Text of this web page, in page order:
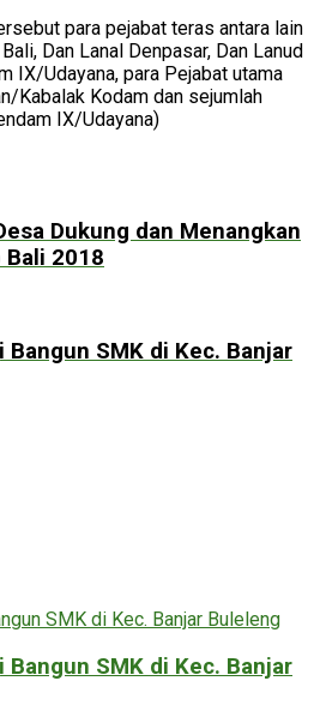
para pejabat teras antara lain
Dan Lanal Denpasar, Dan Lanud
IX/Udayana, para Pejabat utama
Kabalak Kodam dan sejumlah
IX/Udayana)
Dukung dan Menangkan
2018
SMK di Kec. Banjar
SMK di Kec. Banjar